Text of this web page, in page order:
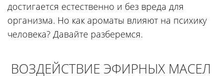
достигается естественно и без вреда для
организма. Но как ароматы влияют на психику
человека? Давайте разберемся.
ВОЗДЕЙСТВИЕ ЭФИРНЫХ МАСЕЛ